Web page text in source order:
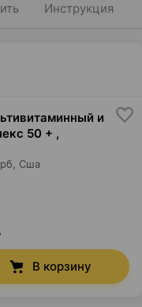
Инструкция
и
50 + ,
, Сша
В корзину